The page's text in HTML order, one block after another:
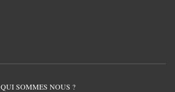
QUI SOMMES NOUS ?